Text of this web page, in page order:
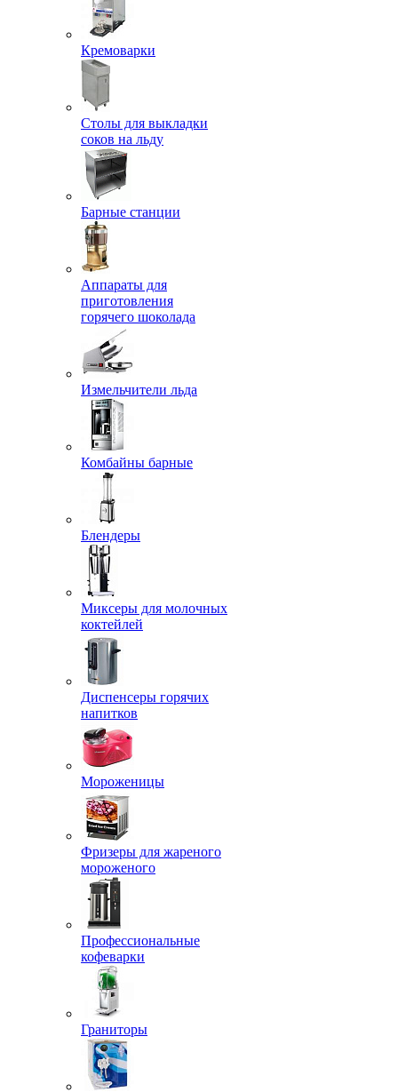
Кремоварки
Столы для выкладки
соков на льду
Барные станции
Аппараты для
приготовления
горячего шоколада
Измельчители льда
Комбайны барные
Блендеры
Миксеры для молочных
коктейлей
Диспенсеры горячих
напитков
Мороженицы
Фризеры для жареного
мороженого
Профессиональные
кофеварки
Граниторы